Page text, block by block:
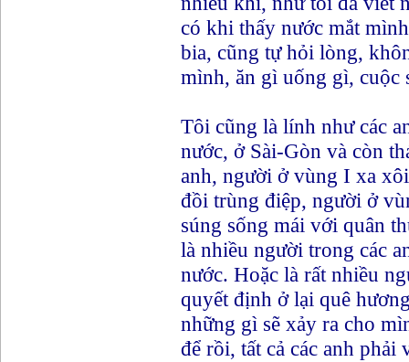
có khi thấy nước mắt
bia, cũng tự hỏi lòng,
mình, ăn gì uống gì, cuộc
Tôi cũng là lính như các
nước, ở Sài-Gòn và còn
anh, người ở vùng I xa
đồi trùng điệp, người ở
súng sống mái với quân
là nhiều người trong các
nước. Hoặc là rất nhiều
quyết định ở lại quê
những gì sẽ xảy ra cho
để rồi, tất cả các anh phải